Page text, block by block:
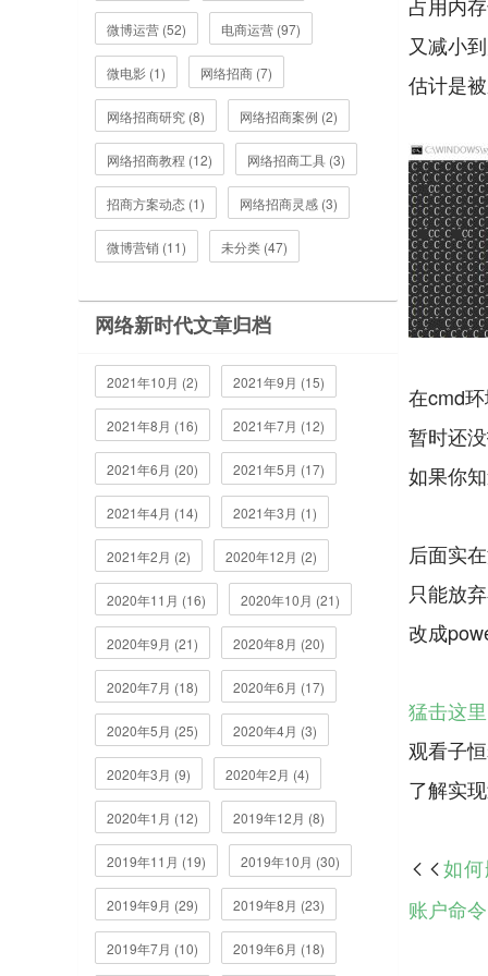
微博运营 (52) 电商运营 (97)
微电影 (1) 网络招商 (7)
网络招商研究 (8) 网络招商案例 (2)
网络招商教程 (12) 网络招商工具 (3)
招商方案动态 (1) 网络招商灵感 (3)
微博营销 (11) 未分类 (47)
网络新时代文章归档
2021年10月 (2) 2021年9月 (15)
2021年8月 (16) 2021年7月 (12)
2021年6月 (20) 2021年5月 (17)
2021年4月 (14) 2021年3月 (1)
2021年2月 (2) 2020年12月 (2)
2020年11月 (16) 2020年10月 (21)
2020年9月 (21) 2020年8月 (20)
2020年7月 (18) 2020年6月 (17)
2020年5月 (25) 2020年4月 (3)
2020年3月 (9) 2020年2月 (4)
2020年1月 (12) 2019年12月 (8)
2019年11月 (19) 2019年10月 (30)
2019年9月 (29) 2019年8月 (23)
2019年7月 (10) 2019年6月 (18)
又减小
估计是
在cmd
暂时还
如果你
后面实
只能放
改成
猛击这里
观看子
 如
账户命